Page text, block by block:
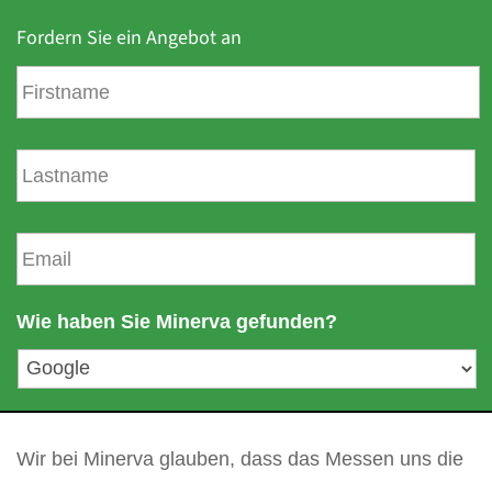
Fordern Sie ein Angebot an
V
o
r
a
N
a
c
n
e
E
m
i
l
a
d
e
Wie haben Sie Minerva gefunden?
Wir bei Minerva glauben, dass das Messen uns die